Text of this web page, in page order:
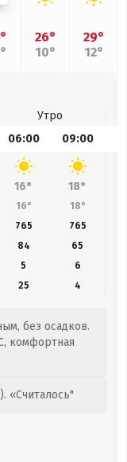
26°
10°
29°
12°
Утро
06:00 09:00
16° 18°
16° 18°
765 765
84 65
5
6
25 4
без осадков.
комфортная
«Считалось"